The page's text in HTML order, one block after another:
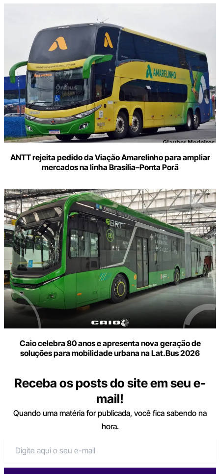
ANTT rejeita pedido da Viação Amarelinho para ampliar
mercados na linha Brasília–Ponta Porã
Caio celebra 80 anos e apresenta nova geração de
soluções para mobilidade urbana na Lat.Bus 2026
Receba os posts do site em seu e-
mail!
Quando uma matéria for publicada, você fica sabendo na
hora.